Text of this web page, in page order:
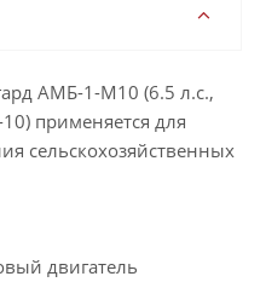
АМБ-1-М10 (6.5 л.с.,
применяется для
сельскохозяйственных
двигатель